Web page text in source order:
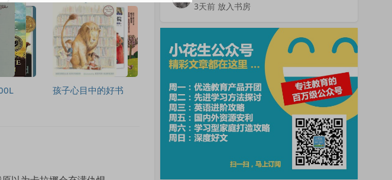
孩子心目中的好书
3天前 放入书房